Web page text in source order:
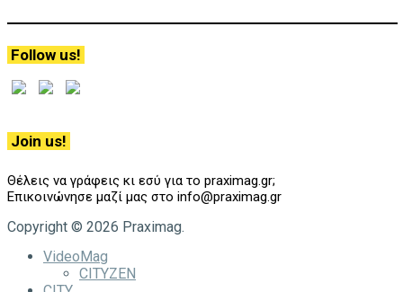
Follow us!
Join us!
Θέλεις να γράφεις κι εσύ για το praximag.gr;
Επικοινώνησε μαζί μας στο info@praximag.gr
Copyright © 2026 Praximag.
VideoMag
CITYZEN